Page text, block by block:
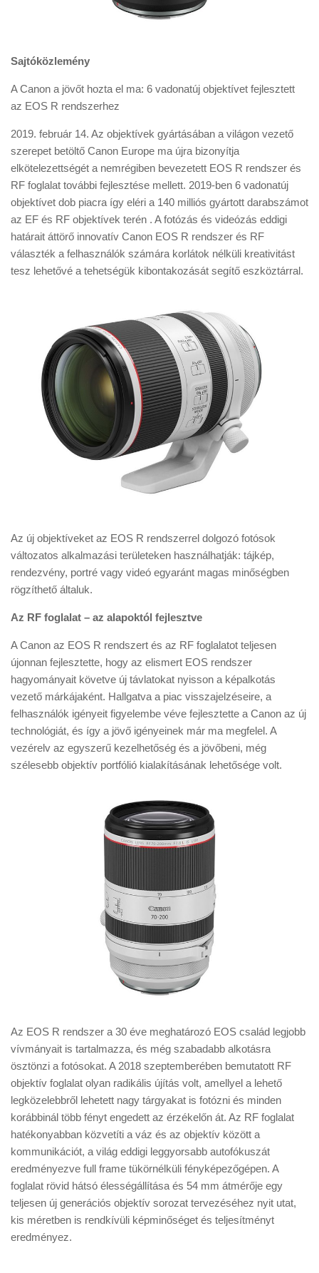
Sajtóközlemény
A Canon a jövőt hozta el ma: 6 vadonatúj objektívet fejlesztett
az EOS R rendszerhez
2019. február 14. Az objektívek gyártásában a világon vezető
szerepet betöltő Canon Europe ma újra bizonyítja
elkötelezettségét a nemrégiben bevezetett EOS R rendszer és
RF foglalat további fejlesztése mellett. 2019-ben 6 vadonatúj
objektívet dob piacra így eléri a 140 milliós gyártott darabszámot
az EF és RF objektívek terén . A fotózás és videózás eddigi
határait áttörő innovatív Canon EOS R rendszer és RF
választék a felhasználók számára korlátok nélküli kreativitást
tesz lehetővé a tehetségük kibontakozását segítő eszköztárral.
Az új objektíveket az EOS R rendszerrel dolgozó fotósok
változatos alkalmazási területeken használhatják: tájkép,
rendezvény, portré vagy videó egyaránt magas minőségben
rögzíthető általuk.
Az RF foglalat – az alapoktól fejlesztve
A Canon az EOS R rendszert és az RF foglalatot teljesen
újonnan fejlesztette, hogy az elismert EOS rendszer
hagyományait követve új távlatokat nyisson a képalkotás
vezető márkájaként. Hallgatva a piac visszajelzéseire, a
felhasználók igényeit figyelembe véve fejlesztette a Canon az új
technológiát, és így a jövő igényeinek már ma megfelel. A
vezérelv az egyszerű kezelhetőség és a jövőbeni, még
szélesebb objektív portfólió kialakításának lehetősége volt.
Az EOS R rendszer a 30 éve meghatározó EOS család legjobb
vívmányait is tartalmazza, és még szabadabb alkotásra
ösztönzi a fotósokat. A 2018 szeptemberében bemutatott RF
objektív foglalat olyan radikális újítás volt, amellyel a lehető
legközelebbről lehetett nagy tárgyakat is fotózni és minden
korábbinál több fényt engedett az érzékelőn át. Az RF foglalat
hatékonyabban közvetíti a váz és az objektív között a
kommunikációt, a világ eddigi leggyorsabb autofókuszát
eredményezve full frame tükörnélküli fényképezőgépen. A
foglalat rövid hátsó élességállítása és 54 mm átmérője egy
teljesen új generációs objektív sorozat tervezéséhez nyit utat,
kis méretben is rendkívüli képminőséget és teljesítményt
eredményez.